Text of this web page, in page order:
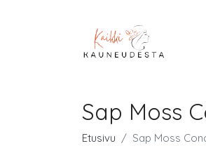
Sap Moss
Etusivu Sap Moss